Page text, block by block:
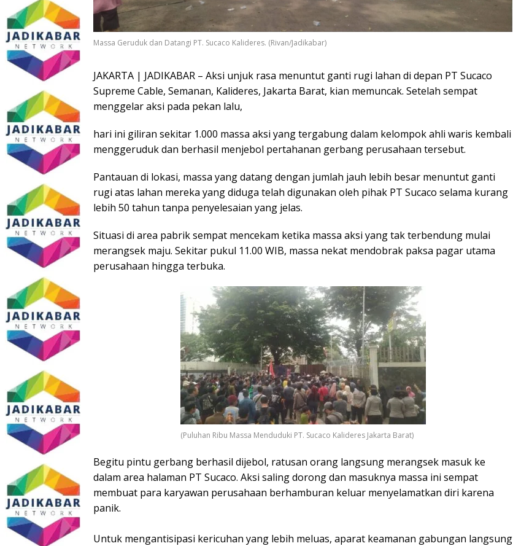
Massa Geruduk dan Datangi PT. Sucaco Kalideres. (Rivan/Jadikabar)
JAKARTA | JADIKABAR – Aksi unjuk rasa menuntut ganti rugi lahan di depan PT Sucaco
Supreme Cable, Semanan, Kalideres, Jakarta Barat, kian memuncak. Setelah sempat
menggelar aksi pada pekan lalu,
hari ini giliran sekitar 1.000 massa aksi yang tergabung dalam kelompok ahli waris kembali
menggeruduk dan berhasil menjebol pertahanan gerbang perusahaan tersebut. ​
Pantauan di lokasi, massa yang datang dengan jumlah jauh lebih besar menuntut ganti
rugi atas lahan mereka yang diduga telah digunakan oleh pihak PT Sucaco selama kurang
lebih 50 tahun tanpa penyelesaian yang jelas.
​Situasi di area pabrik sempat mencekam ketika massa aksi yang tak terbendung mulai
merangsek maju. Sekitar pukul 11.00 WIB, massa nekat mendobrak paksa pagar utama
perusahaan hingga terbuka.
(Puluhan Ribu Massa Menduduki PT. Sucaco Kalideres Jakarta Barat)
​Begitu pintu gerbang berhasil dijebol, ratusan orang langsung merangsek masuk ke
dalam area halaman PT Sucaco. Aksi saling dorong dan masuknya massa ini sempat
membuat para karyawan perusahaan berhamburan keluar menyelamatkan diri karena
panik.
​Untuk mengantisipasi kericuhan yang lebih meluas, aparat keamanan gabungan langsung